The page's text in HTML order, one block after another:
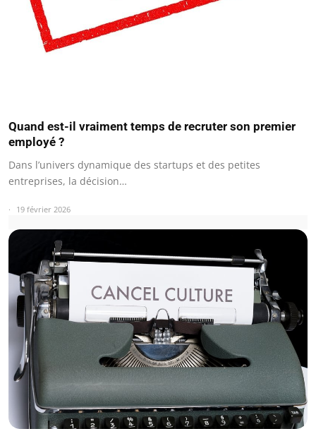
Quand est-il vraiment temps de recruter son premier
employé ?
Dans l’univers dynamique des startups et des petites
entreprises, la décision…
19 février 2026